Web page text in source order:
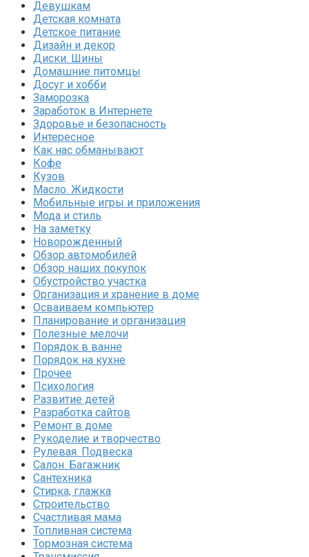
Девушкам
Детская комната
Детское питание
Дизайн и декор
Диски. Шины
Домашние питомцы
Досуг и хобби
Заморозка
Заработок в Интернете
Здоровье и безопасность
Интересное
Как нас обманывают
Кофе
Кузов
Масло. Жидкости
Мобильные игры и приложения
Мода и стиль
На заметку
Новорожденный
Обзор автомобилей
Обзор наших покупок
Обустройство участка
Организация и хранение в доме
Осваиваем компьютер
Планирование и организация
Полезные мелочи
Порядок в ванне
Порядок на кухне
Прочее
Психология
Развитие детей
Разработка сайтов
Ремонт в доме
Рукоделие и творчество
Рулевая. Подвеска
Салон. Багажник
Сантехника
Стирка, глажка
Строительство
Счастливая мама
Топливная система
Тормозная система